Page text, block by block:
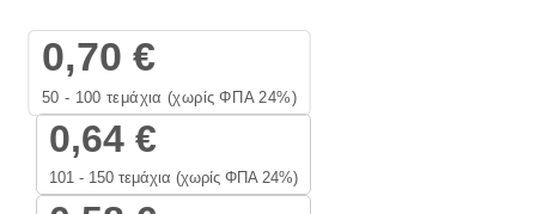
0,70€
50 - 100 τεμάχια (χωρίς ΦΠΑ 24%)
0,64 €
101 - 150 τεμάχια (χωρίς ΦΠΑ 24%)